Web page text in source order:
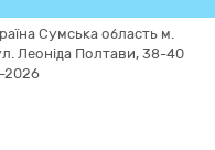
Сумська область м.
Леоніда Полтави, 38-40
2026